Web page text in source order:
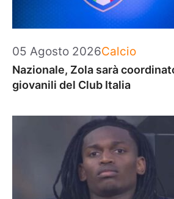
05 Agosto 2026Categorie
Calcio
Nazionale, Zola sarà
giovanili del Club Italia